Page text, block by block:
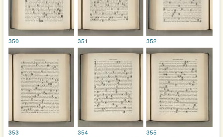
350 351 352
353 354 355